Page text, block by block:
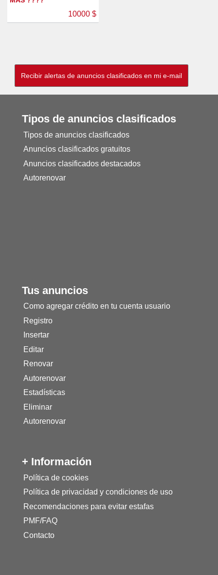
10000 $
Tipos de anuncios clasificados
Tipos de anuncios clasificados
Anuncios clasificados gratuitos
Anuncios clasificados destacados
Autorenovar
Tus anuncios
Como agregar crédito en tu cuenta usuario
Registro
Insertar
Editar
Renovar
Autorenovar
Estadísticas
Eliminar
Autorenovar
+ Información
Política de cookies
Política de privacidad y condiciones de uso
Recomendaciones para evitar estafas
PMF/FAQ
Contacto